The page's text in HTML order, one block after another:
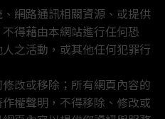
網路通訊相關資源、或提供
得藉由本網站進行任何恐
之活動，或其他任何犯罪行
改或移除；所有網頁內容的
權聲明，不得移除、修改或